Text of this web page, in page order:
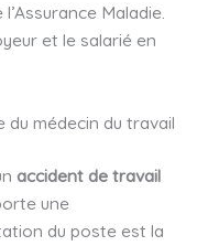
Maladie.
et le salarié en
du médecin du travail
accident de travail
une
du poste est la